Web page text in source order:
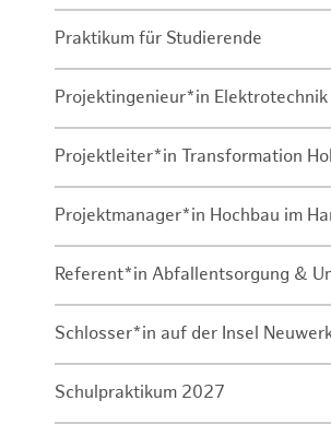
Praktikum für Studierende
Projektingenieur*in Elektrotechnik
Projektleiter*in Transformation
Projektmanager*in Hochbau im
Referent*in Abfallentsorgung &
Schlosser*in auf der Insel
Schulpraktikum 2027